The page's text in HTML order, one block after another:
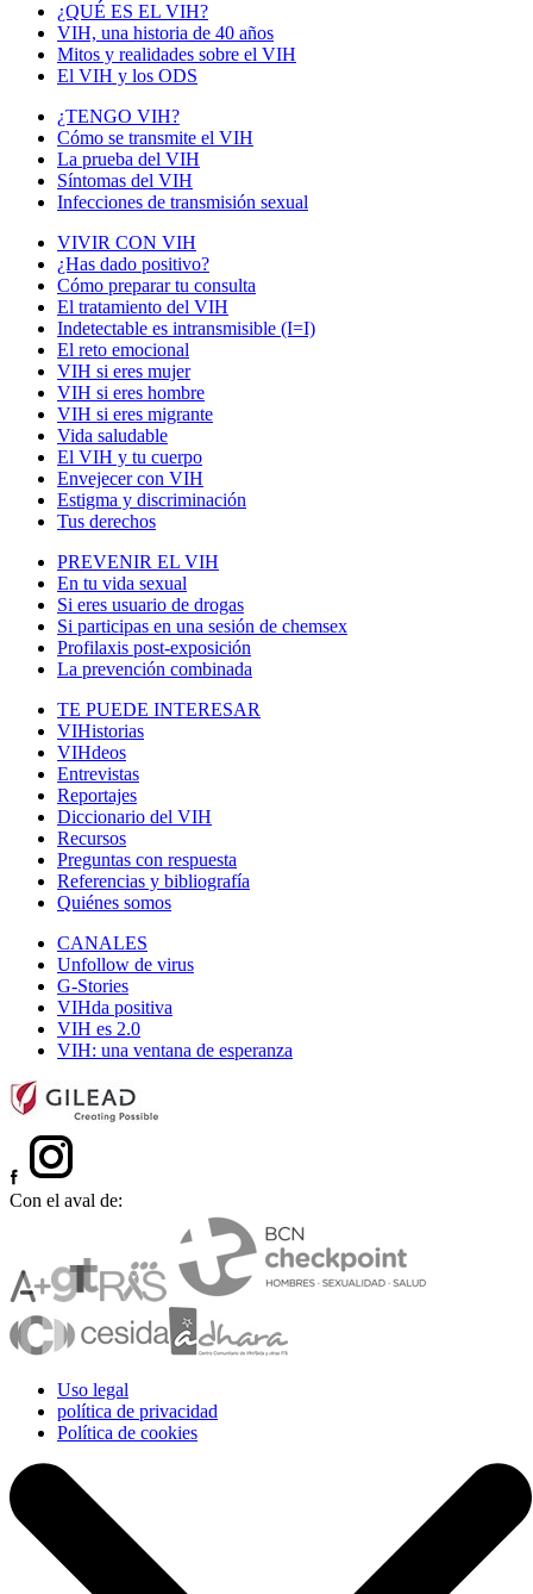
¿QUÉ ES EL VIH?
VIH, una historia de 40 años
Mitos y realidades sobre el VIH
El VIH y los ODS
¿TENGO VIH?
Cómo se transmite el VIH
La prueba del VIH
Síntomas del VIH
Infecciones de transmisión sexual
VIVIR CON VIH
¿Has dado positivo?
Cómo preparar tu consulta
El tratamiento del VIH
Indetectable es intransmisible (I=I)
El reto emocional
VIH si eres mujer
VIH si eres hombre
VIH si eres migrante
Vida saludable
El VIH y tu cuerpo
Envejecer con VIH
Estigma y discriminación
Tus derechos
PREVENIR EL VIH
En tu vida sexual
Si eres usuario de drogas
Si participas en una sesión de chemsex
Profilaxis post-exposición
La prevención combinada
TE PUEDE INTERESAR
VIHistorias
VIHdeos
Entrevistas
Reportajes
Diccionario del VIH
Recursos
Preguntas con respuesta
Referencias y bibliografía
Quiénes somos
CANALES
Unfollow de virus
G-Stories
VIHda positiva
VIH es 2.0
VIH: una ventana de esperanza
Con el aval de:
Uso legal
política de privacidad
Política de cookies